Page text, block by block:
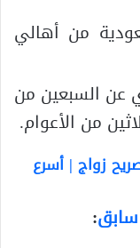
من أهالي
عن السبعين من
من الأعوام.
زواج | أسرع
: